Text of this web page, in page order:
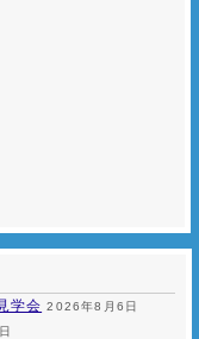
学会 2026年8月6日